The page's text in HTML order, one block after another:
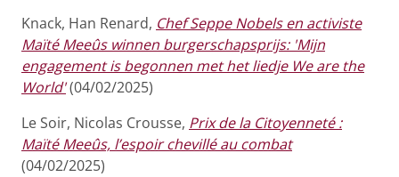
Knack, Han Renard, Chef Seppe Nobels en activiste
Maïté Meeûs winnen burgerschapsprijs: 'Mijn
engagement is begonnen met het liedje We are the
World'(04/02/2025)
Le Soir, Nicolas Crousse, Prix de la Citoyenneté :
Maïté Meeûs, l’espoir chevillé au combat
(04/02/2025)